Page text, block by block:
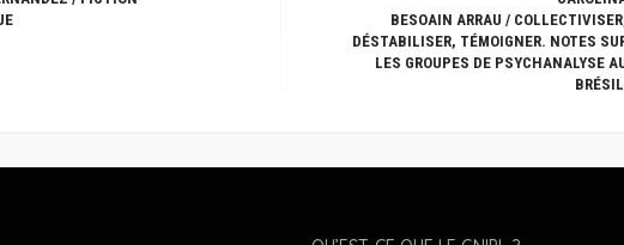
BESOAIN ARRAU /
DÉSTABILISER, TÉMOIGNER. NOTES
LES GROUPES DE PSYCHANALYSE
BRÉSIL